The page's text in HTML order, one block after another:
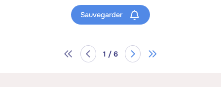
Sauvegarder
1 / 6